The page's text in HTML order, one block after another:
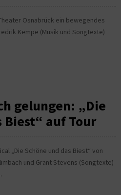
Osnabrück ein bewegendes
Kempe (Musik und Songtexte)
gelungen: „Die
Biest“ auf Tour
„Die Schöne und das Biest“ von
und Grant Stevens (Songtexte)